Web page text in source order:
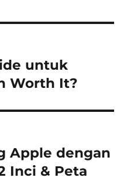
untuk
Worth It?
Apple dengan
Inci & Peta